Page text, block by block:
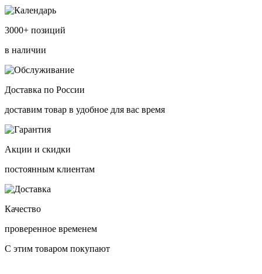
3000+ позиций
в наличии
Доставка по России
доставим товар в удобное для вас время
Акции и скидки
постоянным клиентам
Качество
проверенное временем
С этим товаром покупают